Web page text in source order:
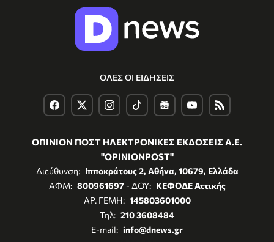
ΟΛΕΣ ΟΙ ΕΙΔΗΣΕΙΣ
ΟΠΙΝΙΟΝ ΠΟΣΤ ΗΛΕΚΤΡΟΝΙΚΕΣ ΕΚΔΟΣΕΙΣ Α.Ε.
"OPINIONPOST"
Διεύθυνση: Ιπποκράτους 2, Αθήνα, 10679, Ελλάδα
ΑΦΜ: 800961697- ΔΟΥ: ΚΕΦΟΔΕ Αττικής
ΑΡ. ΓΕΜΗ: 145803601000
Τηλ: 210 3608484
E-mail: info@dnews.gr